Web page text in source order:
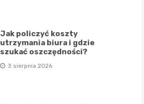
Jak policzyć koszty
utrzymania biura i gdzie
szukać oszczędności?
3 sierpnia 2026